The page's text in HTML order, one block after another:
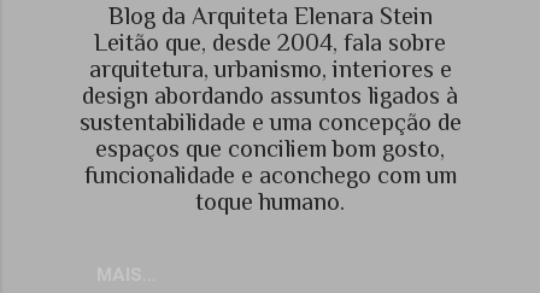
Blog da Arquiteta Elenara Stein
Leitão que, desde 2004, fala sobre
arquitetura, urbanismo, interiores e
design abordando assuntos ligados à
sustentabilidade e uma concepção de
espaços que conciliem bom gosto,
funcionalidade e aconchego com um
toque humano.